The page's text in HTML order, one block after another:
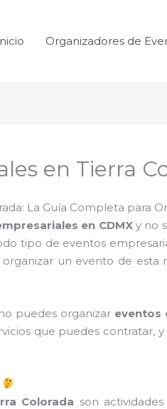
Organizadores de
en Tierra
La Guía Completa para
en CDMXy no
tipo de eventos
organizar un evento de
puedes organizar eventos
que puedes
Colorada son